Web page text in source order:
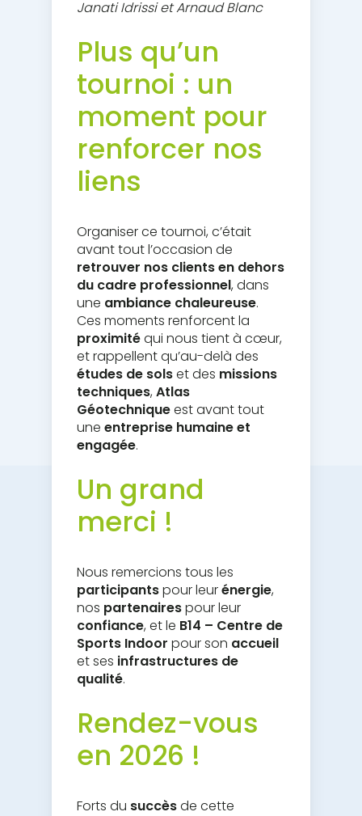
Janati Idrissi et Arnaud Blanc
Plus qu’un
tournoi : un
moment pour
renforcer nos
liens
Organiser ce tournoi, c’était
avant tout l’occasion de
retrouver nos clients en dehors
du cadre professionnel, dans
une ambiance chaleureuse.
Ces moments renforcent la
proximitéqui nous tient à cœur,
et rappellent qu’au-delà des
études de solset des missions
techniques,Atlas
Géotechniqueest avant tout
uneentreprise humaine et
engagée.
Un grand
merci !
Nous remercions tous les
participantspour leurénergie,
nos partenairespour leur
confiance, et le B14 – Centre de
Sports Indoor pour son accueil
et ses infrastructures de
qualité.
Rendez-vous
en 2026 !
Forts du succèsde cette